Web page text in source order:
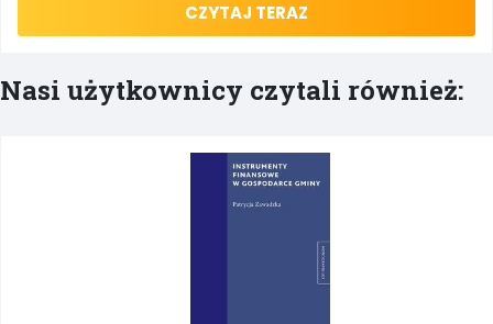
CZYTAJ TERAZ
Nasi użytkownicy czytali również: